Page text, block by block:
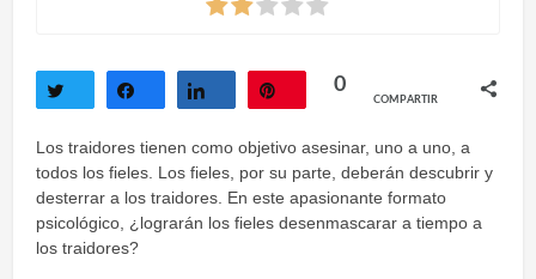
0
COMPARTIR
Los traidores tienen como objetivo asesinar, uno a uno, a
todos los fieles. Los fieles, por su parte, deberán descubrir y
desterrar a los traidores. En este apasionante formato
psicológico, ¿lograrán los fieles desenmascarar a tiempo a
los traidores?